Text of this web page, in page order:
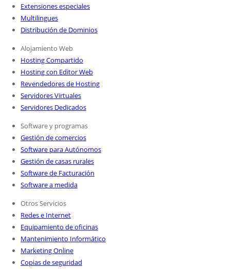
Extensiones especiales
Multilingues
Distribución de Dominios
Alojamiento Web
Hosting Compartido
Hosting con Editor Web
Revendedores de Hosting
Servidores Virtuales
Servidores Dedicados
Software y programas
Gestión de comercios
Software para Autónomos
Gestión de casas rurales
Software de Facturación
Software a medida
Otros Servicios
Redes e Internet
Equipamiento de oficinas
Mantenimiento Informático
Marketing Online
Copias de seguridad